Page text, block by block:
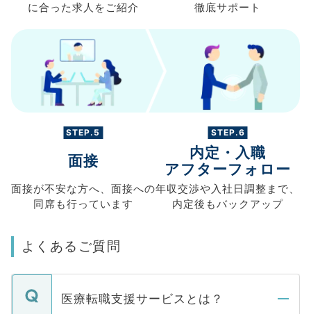
に合った求人を ご紹介
徹底サポート
STEP.5
面接
面接が不安な方へ、 面接への
同席も行っています
STEP.6
内定・入職
アフターフォロー
年収交渉や入社日調整まで、
内定後もバックアップ
よくあるご質問
医療転職支援サービスとは？